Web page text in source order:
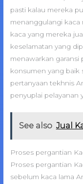
pasti kalau mereka
menanggulangi kaca
kaca yang mereka
keselamatan yang
menawarkan garansi
konsumen yang baik
pertanyaan tekhnis
penyuplai pelayanan
See also Jual
Proses pergantian
Proses pergantian
sebelum kaca lama